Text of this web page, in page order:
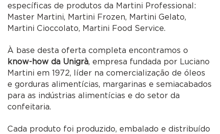
específicas de produtos da Martini Professional:
Master Martini, Martini Frozen, Martini Gelato,
Martini Cioccolato, Martini Food Service.
À base desta oferta completa encontramos o
know-how da Unigrà, empresa fundada por Luciano
Martini em 1972, líder na comercialização de óleos
e gorduras alimentícias, margarinas e semiacabados
para as indústrias alimentícias e do setor da
confeitaria.
Cada produto foi produzido, embalado e distribuído